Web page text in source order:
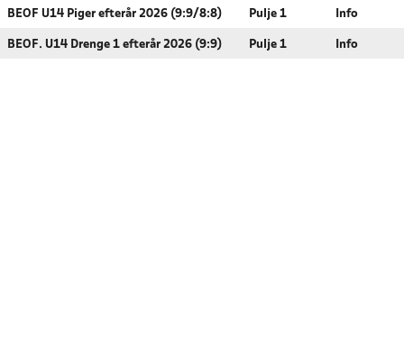
BEOF U14 Piger efterår 2026 (9:9/8:8) Pulje 1 Info
BEOF. U14 Drenge 1 efterår 2026 (9:9) Pulje 1 Info